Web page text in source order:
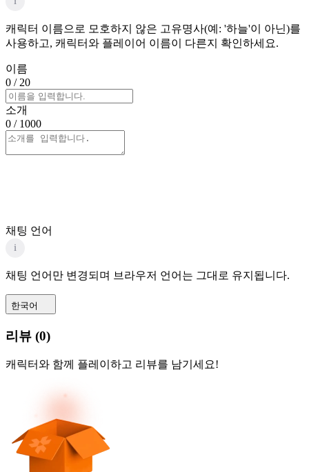
캐릭터 이름으로 모호하지 않은 고유명사(예: '하늘'이 아닌)를
사용하고, 캐릭터와 플레이어 이름이 다른지 확인하세요.
이름
0 / 20
소개
0 / 1000
채팅 언어
i
채팅 언어만 변경되며 브라우저 언어는 그대로 유지됩니다.
한국어
리뷰 (0)
캐릭터와 함께 플레이하고 리뷰를 남기세요!